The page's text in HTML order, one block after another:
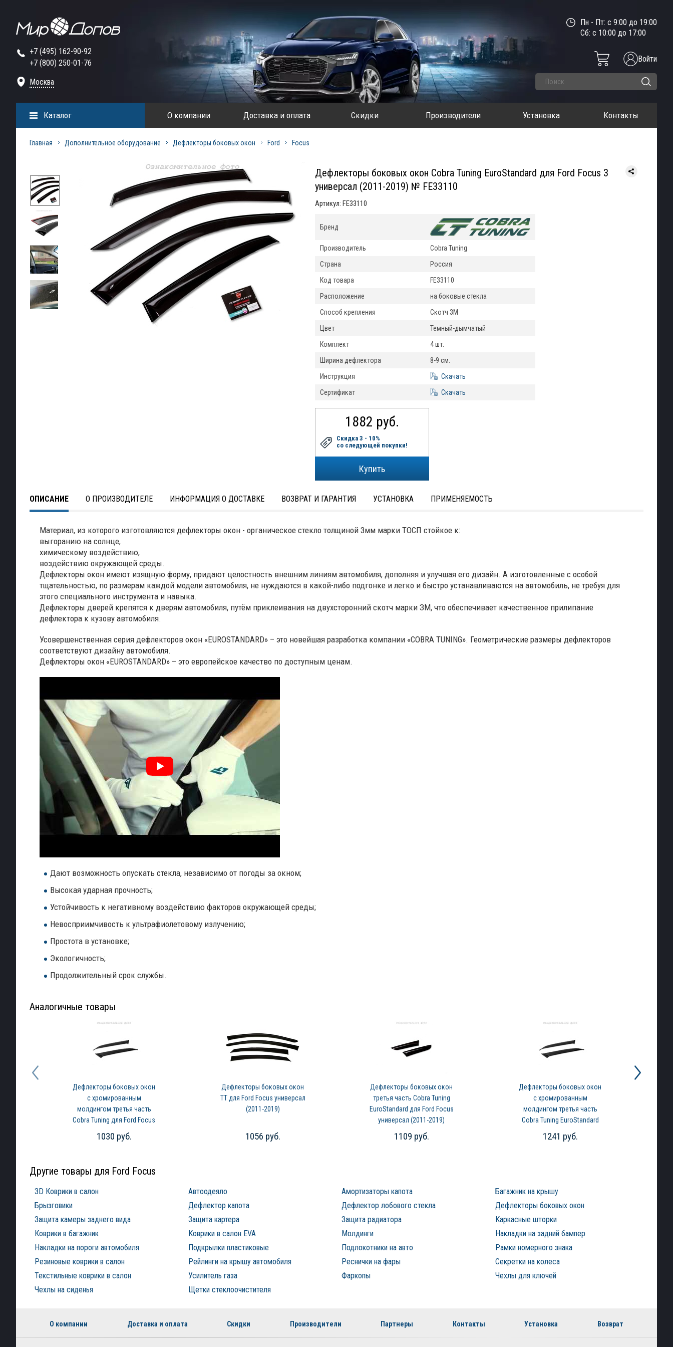
+7 (495) 162-90-92
+7 (800) 250-01-76
Москва
Пн - Пт: с 9:00 до 19:00
Сб: с 10:00 до 17:00
Войти
О компании Доставка и оплата Скидки Производители Установка Контакты
Каталог
Главная Дополнительное оборудование Дефлекторы боковых окон Ford Focus
Дефлекторы боковых окон Cobra Tuning EuroStandard для Ford Focus 3
универсал (2011-2019) № FE33110
Артикул: FE33110
1882 руб.
Скидка 3 - 10%
со следующей покупки!
Бренд
Производитель
Cobra Tuning
Страна
Россия
Код товара
FE33110
Расположение
на боковые стекла
Способ крепления
Скотч 3М
Цвет
Темный-дымчатый
Комплект
4 шт.
Ширина дефлектора
8-9 см.
Инструкция
Скачать
Сертификат
Скачать
ОПИСАНИЕ О ПРОИЗВОДИТЕЛЕ ИНФОРМАЦИЯ О ДОСТАВКЕ ВОЗВРАТ И ГАРАНТИЯ УСТАНОВКА ПРИМЕНЯЕМОСТЬ
Материал, из которого изготовляются дефлекторы окон - органическое стекло толщиной 3мм марки ТОСП стойкое к:
выгоранию на солнце,
химическому воздействию,
воздействию окружающей среды.
Дефлекторы окон имеют изящную форму, придают целостность внешним линиям автомобиля, дополняя и улучшая его дизайн. А изготовленные с особой
тщательностью, по размерам каждой модели автомобиля, не нуждаются в какой-либо подгонке и легко и быстро устанавливаются на автомобиль, не требуя для
этого специального инструмента и навыка.
Дефлекторы дверей крепятся к дверям автомобиля, путём приклеивания на двухсторонний скотч марки ЗМ, что обеспечивает качественное прилипание
дефлектора к кузову автомобиля.
Усовершенственная серия дефлекторов окон «EUROSTANDARD» – это новейшая разработка компании «COBRA TUNING». Геометрические размеры дефлекторов
соответствуют дизайну автомобиля.
Дефлекторы окон «EUROSTANDARD» – это европейское качество по доступным ценам.
Дают возможность опускать стекла, независимо от погоды за окном;
Высокая ударная прочность;
Устойчивость к негативному воздействию факторов окружающей среды;
Невосприимчивость к ультрафиолетовому излучению;
Простота в установке;
Экологичность;
Продолжительный срок службы.
Аналогичные товары
Дефлекторы боковых окон
с хромированным
молдингом третья часть
Cobra Tuning для Ford Focus
хэтчбек (2011-2019)
1030 руб.
Дефлекторы боковых окон
TT для Ford Focus универсал
(2011-2019)
1056 руб.
Дефлекторы боковых окон
третья часть Cobra Tuning
EuroStandard для Ford Focus
универсал (2011-2019)
1109 руб.
Дефлекторы боковых окон
с хромированным
молдингом третья часть
Cobra Tuning EuroStandard
для Ford Focus хэтчбек 5d
(2011-20191)
1241 руб.
Другие товары для Ford Focus
3D Коврики в салон Автоодеяло Амортизаторы капота
Багажник на крышу
Брызговики
Дефлектор капота Дефлектор лобового стекла
Дефлекторы боковых окон
Защита камеры заднего вида
Защита картера Защита радиатора
Каркасные шторки
Коврики в багажник
Коврики в салон EVA Молдинги
Накладки на задний бампер
Накладки на пороги автомобиля
Подкрылки пластиковые Подлокотники на авто
Рамки номерного знака
Резиновые коврики в салон
Рейлинги на крышу автомобиля Реснички на фары
Секретки на колеса
Текстильные коврики в салон
Усилитель газа Фаркопы
Чехлы для ключей
Чехлы на сиденья
Щетки стеклоочистителя
О компании Доставка и оплата Скидки Производители Партнеры Контакты Установка Возврат